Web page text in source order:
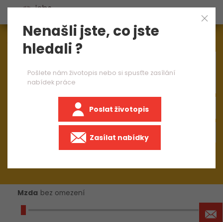
Aktuálně1545nabídek práce
Mzda bez omezení
Nenašli jste, co jste
hledali ?
Pošlete nám životopis nebo si spusťte zasílání
nabídek práce
Poslat životopis
Zasílat nabídky